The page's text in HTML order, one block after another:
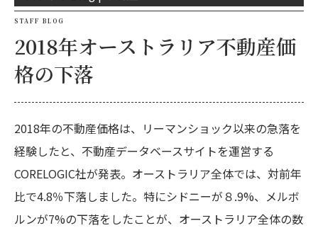
STAFF BLOG
2018年オーストラリア不動産価
格の下落
2018年の不動産価格は、リーマンショック以来の急落を
経験したと、不動産データベースサイトを運営する
CORELOGIC社が発表。オーストラリア全体では、対前年
比で4.8％下落しました。特にシドニーが８.9%、メルボ
ルンが7%の下落をしたことが、オーストラリア全体の数